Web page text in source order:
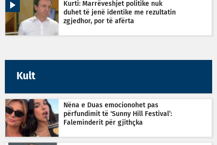
Kurti: Marrëveshjet politike nuk
duhet të jenë identike me rezultatin
zgjedhor, por të afërta
Kult
Nëna e Duas emocionohet pas
përfundimit të ‘Sunny Hill Festival’:
Faleminderit për gjithçka